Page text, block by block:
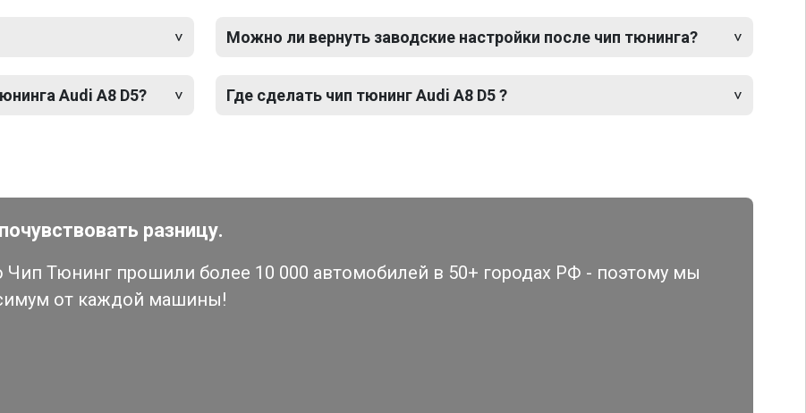
Audi A8 D5?
Можно ли вернуть заводские настройки после чип тюнинга?
Где сделать чип тюнинг Audi A8 D5 ?
разницу.
Тюнинг прошили более 10 000 автомобилей в 50+ городах РФ - поэтому мы
от каждой машины!